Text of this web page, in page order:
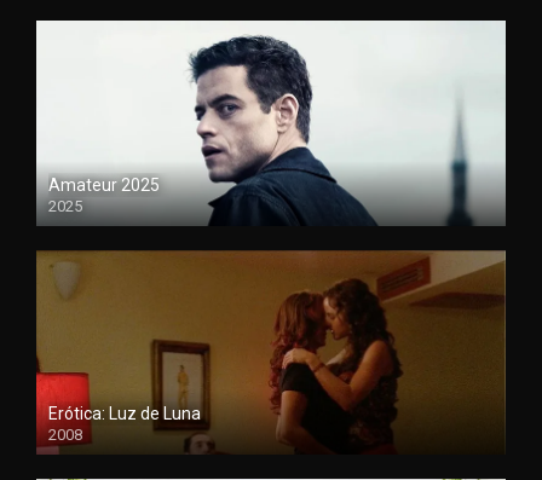
Amateur 2025
2025
HDCAM
Erótica: Luz de Luna
2008
720